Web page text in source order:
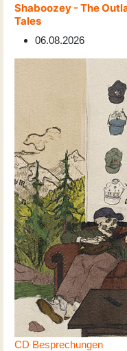
Shaboozey - The
Tales
06.08.2026
CD Besprechungen